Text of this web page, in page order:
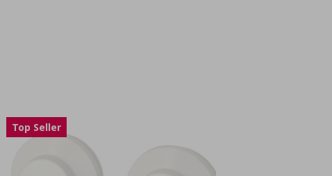
Top Seller